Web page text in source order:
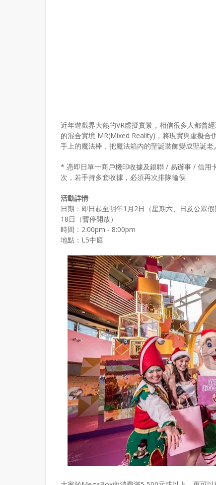
近年遊戲界大熱的VR虛擬實景，相信很多人都曾
的混合實境 MR(Mixed Reality)，將現實與虛擬
手上的魔法棒，把魔法箱內的聖誕裝飾變成聖誕
* 憑即日單一商戶機印收據及銀聯 / 易辦事 / 信用
次，若手持多套收據，必須再次排隊輪侯
活動詳情
日期：即日起至明年1月2日（星期六、日及公眾
18日（暫停開放）
時間：2:00pm - 8:00pm
地點：L5中庭